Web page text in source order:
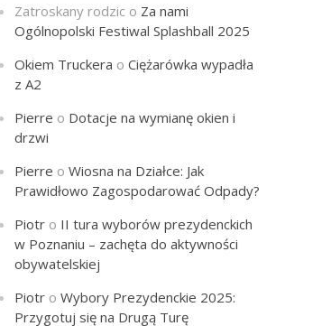
Zatroskany rodzic o Za nami
Ogólnopolski Festiwal Splashball 2025
Okiem Truckera oCiężarówka wypadła
z A2
Pierre o Dotacje na wymianę okien i
drzwi
Pierre oWiosna na Działce: Jak
Prawidłowo Zagospodarować Odpady?
Piotr o II tura wyborów prezydenckich
w Poznaniu – zachęta do aktywności
obywatelskiej
Piotr oWybory Prezydenckie 2025:
Przygotuj się na Drugą Turę